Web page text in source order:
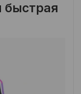
быстрая